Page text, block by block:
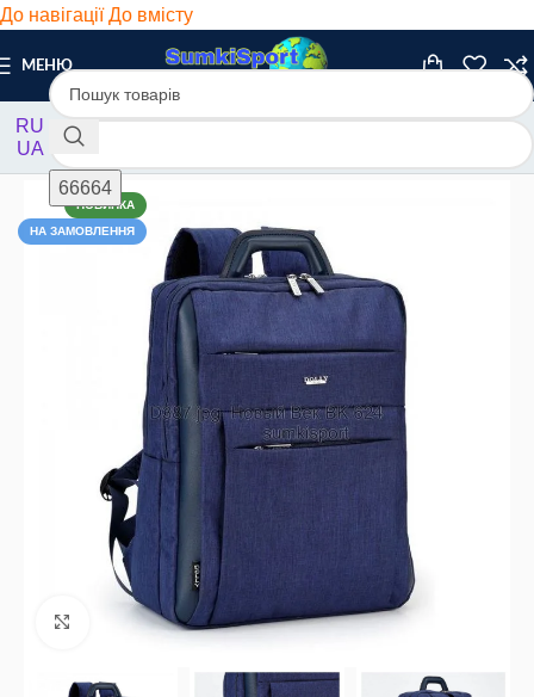
До навігаціїДо вмісту
МЕНЮ
RU
UA
Головна/ Рюкзаки/ Міські
НОВИНКА
НА ЗАМОВЛЕННЯ
Клацніть, щоб збільшити